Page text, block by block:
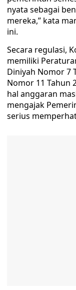
nyata sebagai
mereka,” kata
ini.
Secara regulasi,
memiliki
Diniyah Nomor 7
Nomor 11 Tahun
hal anggaran
mengajak
serius